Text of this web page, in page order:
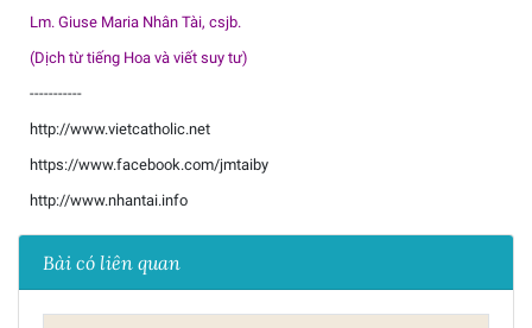
Lm. Giuse Maria Nhân Tài, csjb.
(Dịch từ tiếng Hoa và viết suy tư)
-----------
http://www.vietcatholic.net
https://www.facebook.com/jmtaiby
http://www.nhantai.info
Bài có liên quan